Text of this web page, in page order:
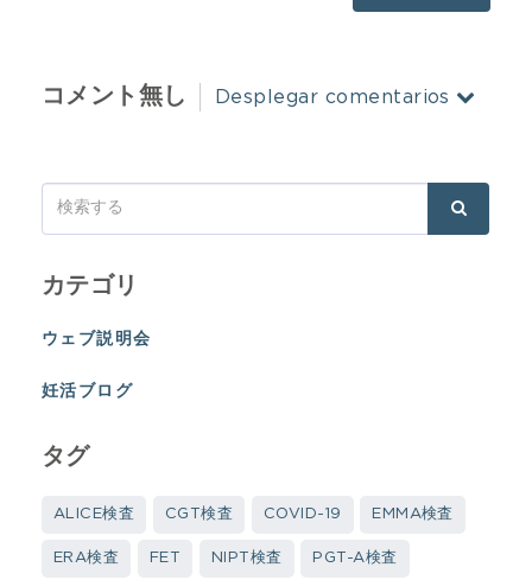
コメント無し Desplegar comentarios
カテゴリ
ウェブ説明会
妊活ブログ
タグ
ALICE検査 CGT検査 COVID-19 EMMA検査
ERA検査 FET NIPT検査 PGT-A検査